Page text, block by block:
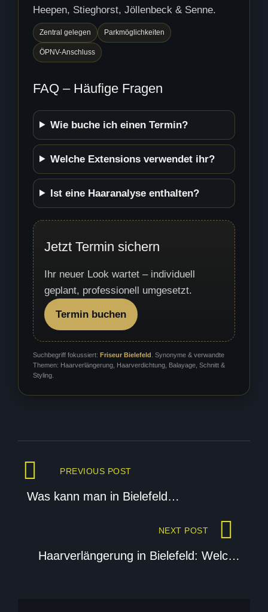
Heepen, Stieghorst, Jöllenbeck & Senne.
Zentral gelegen Parkmöglichkeiten
ÖPNV-Anschluss
FAQ – Häufige Fragen
Wie buche ich einen Termin?
Welche Extensions verwendet ihr?
Ist eine Haaranalyse enthalten?
Jetzt Termin sichern
Ihr neuer Look wartet – individuell
geplant, professionell umgesetzt.
Termin buchen
Suchbegriff fokussiert: Friseur Bielefeld . Synonyme & verwandte
Themen: Haarverlängerung, Haarverdichtung, Balayage, Schnitt &
Styling.
Beitragsnavigation
PREVIOUS POST
Was kann man in Bielefeld
NEXT POST
Haarverlängerung in Bielefeld: Welche